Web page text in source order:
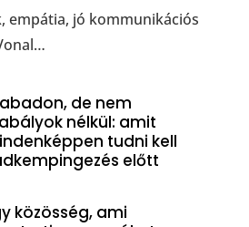
empátia, jó kommunikációs
de nem
nélkül: amit
tudni kell
előtt
közösség, ami